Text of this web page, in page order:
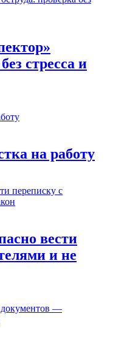
стресса и
на работу
вести
и не